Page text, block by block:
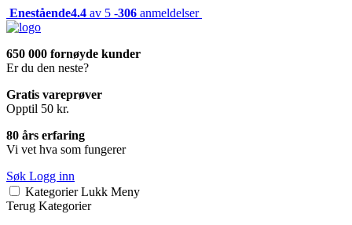
Enestående4.4 av 5 -306 anmeldelser
650 000 fornøyde kunder
Er du den neste?
Gratis vareprøver
Opptil 50 kr.
80 års erfaring
Vi vet hva som fungerer
Søk Logg inn
Kategorier Lukk Meny
Terug Kategorier